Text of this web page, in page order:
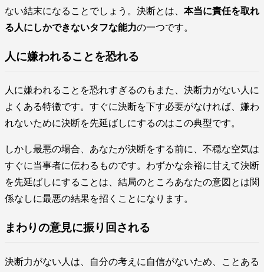
ない結末になることでしょう。決断とは、 本当に責任を取れ
る人にしかできないタフな能力の一つです。
人に嫌われることを恐れる
人に嫌われることを恐れすぎるのもまた、決断力がない人に
よくある特徴です。すぐに決断を下す必要がなければ、嫌わ
れないために決断を先延ばしにするのはこの典型です。
しかし最悪の場合、あなたが決断をする前に、不穏な空気は
すぐに当事者に伝わるものです。わずかな余裕に甘えて決断
を先延ばしにすることは、結局のところあなたの意図とは関
係なしに最悪の結果を招くことになります。
まわりの意見に振り回される
決断力がない人は、自分の考えに自信がないため、ことある